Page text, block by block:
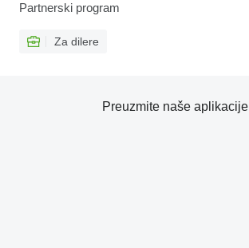
Partnerski program
Za dilere
Preuzmite naše aplikacije